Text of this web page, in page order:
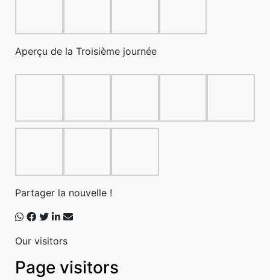
Aperçu de la Troisième journée
Partager la nouvelle !
Our visitors
Page visitors